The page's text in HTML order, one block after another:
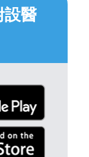
設醫